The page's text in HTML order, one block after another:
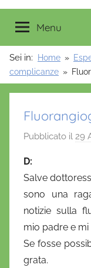
Menu
Sei in: Home
complicanze
Pubblicato il 29
D:
Salve
sono una
notizie sulla
mio padre e
Se fosse
grata.